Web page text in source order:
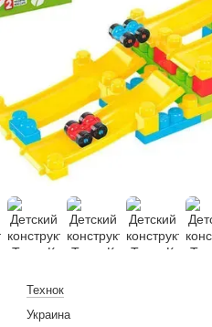
Технок
Украина